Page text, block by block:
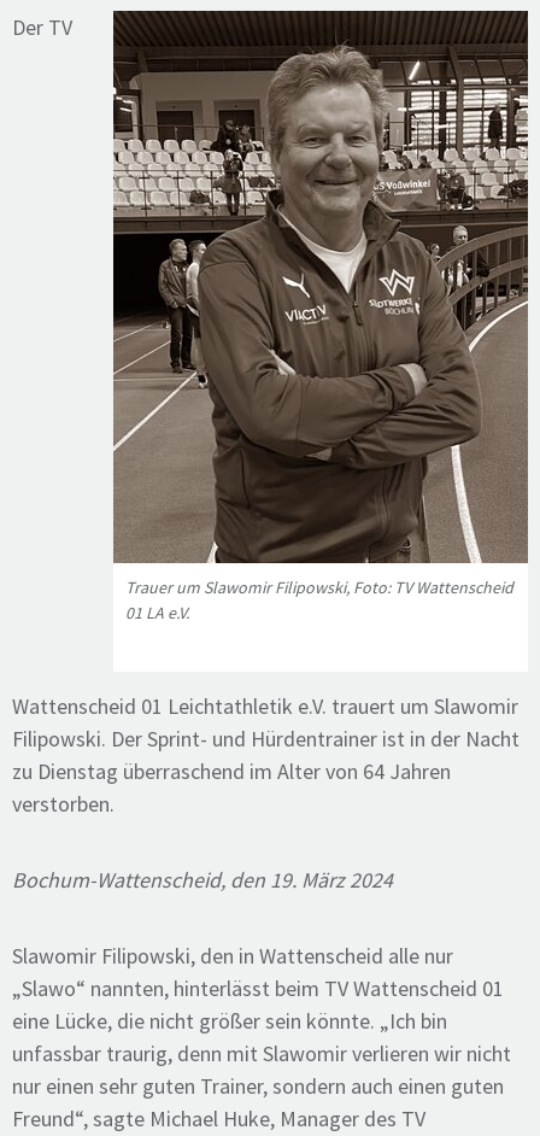
Trauer um Slawomir Filipowski, Foto: TV Wattenscheid
01 LA e.V.
Der TV
Wattenscheid 01 Leichtathletik e.V. trauert um Slawomir
Filipowski. Der Sprint- und Hürdentrainer ist in der Nacht
zu Dienstag überraschend im Alter von 64 Jahren
verstorben.
Bochum-Wattenscheid, den 19. März 2024
Slawomir Filipowski, den in Wattenscheid alle nur
„Slawo“ nannten, hinterlässt beim TV Wattenscheid 01
eine Lücke, die nicht größer sein könnte. „Ich bin
unfassbar traurig, denn mit Slawomir verlieren wir nicht
nur einen sehr guten Trainer, sondern auch einen guten
Freund“, sagte Michael Huke, Manager des TV